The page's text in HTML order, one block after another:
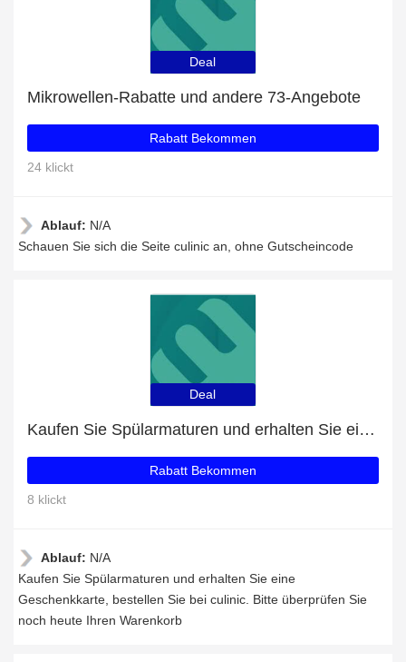
Deal
Mikrowellen-Rabatte und andere 73-Angebote
Rabatt Bekommen
24 klickt
Ablauf: N/A
Schauen Sie sich die Seite culinic an, ohne Gutscheincode
Deal
Kaufen Sie Spülarmaturen und erhalten Sie eine Geschenkkarte
Rabatt Bekommen
8 klickt
Ablauf: N/A
Kaufen Sie Spülarmaturen und erhalten Sie eine
Geschenkkarte, bestellen Sie bei culinic. Bitte überprüfen Sie
noch heute Ihren Warenkorb